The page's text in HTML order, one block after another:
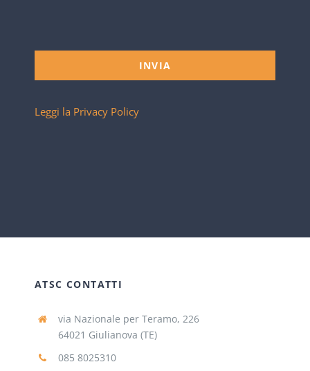
INVIA
Leggi la Privacy Policy
ATSC CONTATTI
via Nazionale per Teramo, 226
64021 Giulianova (TE)
085 8025310